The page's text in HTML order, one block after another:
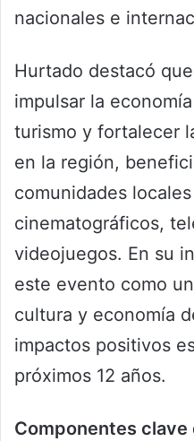
nacionales e
Hurtado destacó
impulsar la
turismo y fortalecer
en la región,
comunidades
cinematográficos,
videojuegos. En su
este evento como
cultura y economía
impactos positivos
próximos 12 años.
Componentes clave